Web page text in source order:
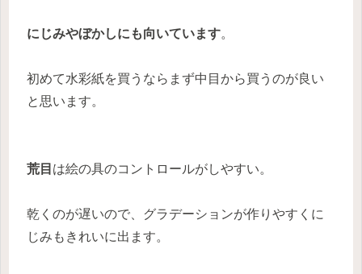
にじみやぼかしにも向いています。
初めて水彩紙を買うならまず中目から買うのが良い
と思います。
荒目 は絵の具のコントロールがしやすい。
乾くのが遅いので、グラデーションが作りやすくに
じみもきれいに出ます。